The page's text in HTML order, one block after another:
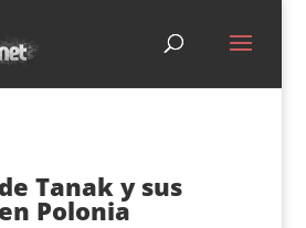
Tanak y sus
Polonia